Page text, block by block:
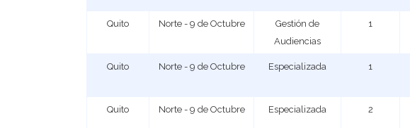
Quito Norte - 9 de Octubre
Gestión de
Audiencias
1
Quito Norte - 9 de Octubre Especializada 1
Quito Norte - 9 de Octubre Especializada 2